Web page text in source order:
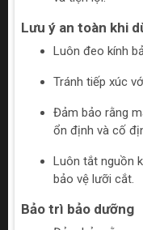
Lưu ý an toàn khi
Luôn đeo kính
Tránh tiếp xúc
Đảm bảo rằng
ổn định và cố
Luôn tắt nguồn
bảo vệ lưỡi cắt.
Bảo trì bảo dưỡng